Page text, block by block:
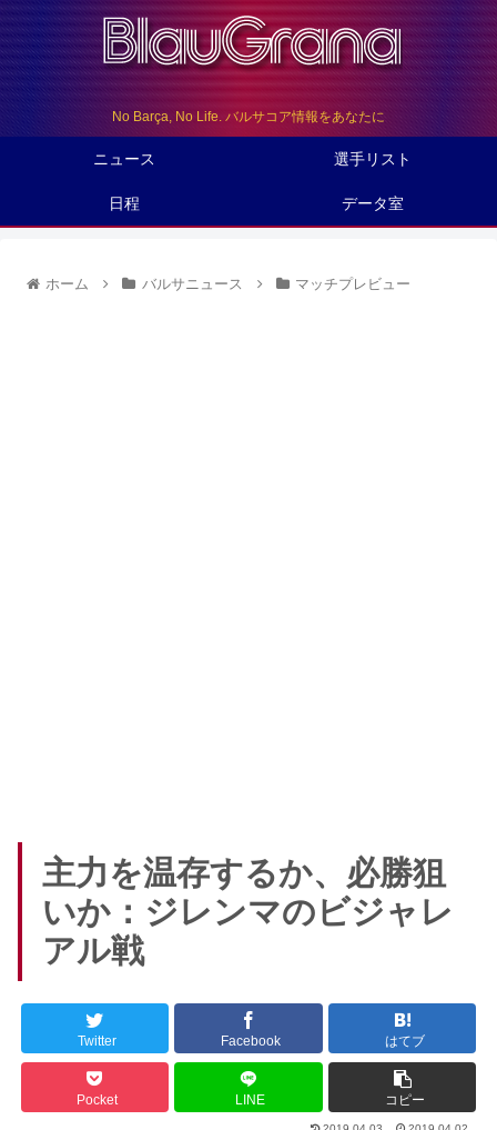
No Barça, No Life. バルサコア情報をあなたに
ニュース 選手リスト
日程 データ室
ホーム バルサニュース マッチプレビュー
主力を温存するか、必勝狙
いか：ジレンマのビジャレ
アル戦
Twitter Facebook はてブ
Pocket LINE コピー